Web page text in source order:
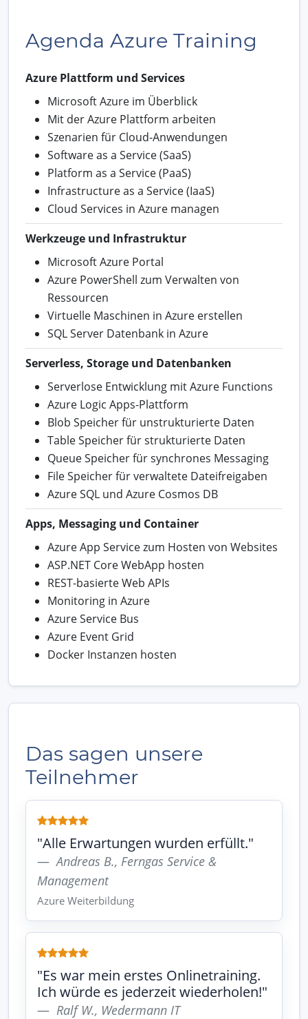
Agenda Azure Training
Azure Plattform und Services
Microsoft Azure im Überblick
Mit der Azure Plattform arbeiten
Szenarien für Cloud-Anwendungen
Software as a Service (SaaS)
Platform as a Service (PaaS)
Infrastructure as a Service (IaaS)
Cloud Services in Azure managen
Werkzeuge und Infrastruktur
Microsoft Azure Portal
Azure PowerShell zum Verwalten von
Ressourcen
Virtuelle Maschinen in Azure erstellen
SQL Server Datenbank in Azure
Serverless, Storage und Datenbanken
Serverlose Entwicklung mit Azure Functions
Azure Logic Apps-Plattform
Blob Speicher für unstrukturierte Daten
Table Speicher für strukturierte Daten
Queue Speicher für synchrones Messaging
File Speicher für verwaltete Dateifreigaben
Azure SQL und Azure Cosmos DB
Apps, Messaging und Container
Azure App Service zum Hosten von Websites
ASP.NET Core WebApp hosten
REST-basierte Web APIs
Monitoring in Azure
Azure Service Bus
Azure Event Grid
Docker Instanzen hosten
Das sagen unsere
Teilnehmer
"Alle Erwartungen wurden erfüllt."
Andreas B., Ferngas Service &
Management
Azure Weiterbildung
"Es war mein erstes Onlinetraining.
Ich würde es jederzeit wiederholen!"
Ralf W., Wedermann IT